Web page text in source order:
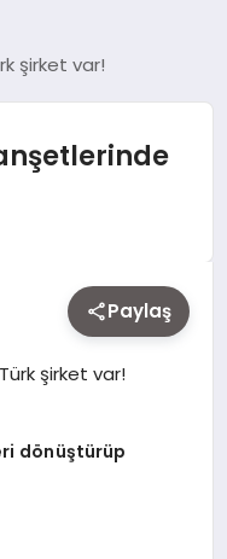
şirket var!
Paylaş
dönüştürüp